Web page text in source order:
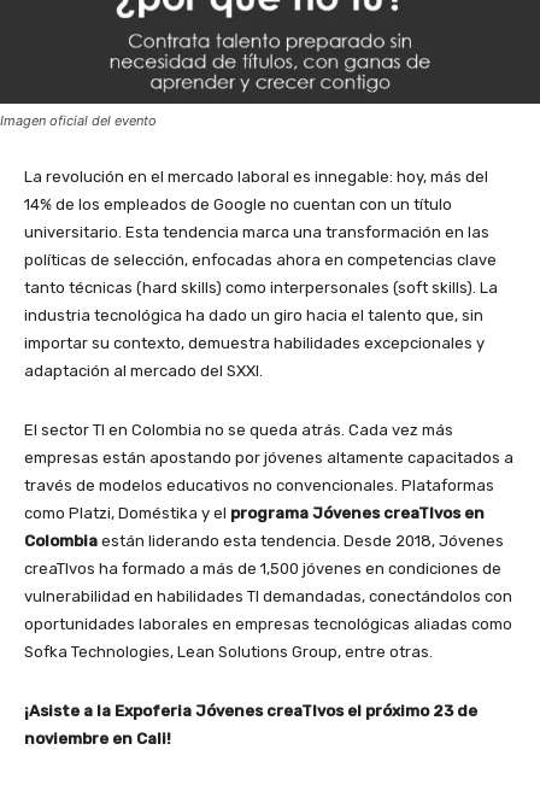
Imagen oficial del evento
La revolución en el mercado laboral es innegable: hoy, más del
14% de los empleados de Google no cuentan con un título
universitario. Esta tendencia marca una transformación en las
políticas de selección, enfocadas ahora en competencias clave
tanto técnicas (hard skills) como interpersonales (soft skills). La
industria tecnológica ha dado un giro hacia el talento que, sin
importar su contexto, demuestra habilidades excepcionales y
adaptación al mercado del SXXI.
El sector TI en Colombia no se queda atrás. Cada vez más
empresas están apostando por jóvenes altamente capacitados a
través de modelos educativos no convencionales. Plataformas
como Platzi, Doméstika y el programa Jóvenes creaTIvos en
Colombia están liderando esta tendencia. Desde 2018, Jóvenes
creaTIvos ha formado a más de 1,500 jóvenes en condiciones de
vulnerabilidad en habilidades TI demandadas, conectándolos con
oportunidades laborales en empresas tecnológicas aliadas como
Sofka Technologies, Lean Solutions Group, entre otras.
¡Asiste a la Expoferia Jóvenes creaTIvos el próximo 23 de
noviembre en Cali!